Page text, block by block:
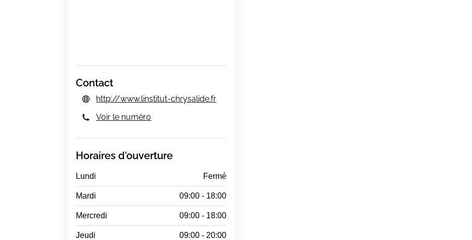
Contact
http://www.linstitut-chrysalide.fr
Voir le numéro
Horaires d'ouverture
Lundi Fermé
Mardi 09:00 - 18:00
Mercredi 09:00 - 18:00
Jeudi 09:00 - 20:00